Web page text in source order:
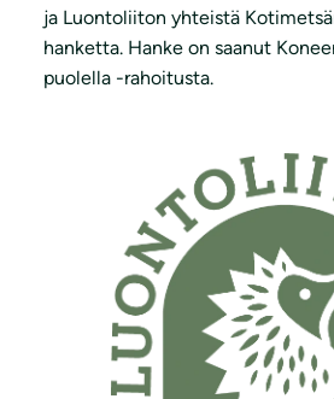
ja Luontoliiton yhteistä
hanketta. Hanke on saanut
puolella -rahoitusta.